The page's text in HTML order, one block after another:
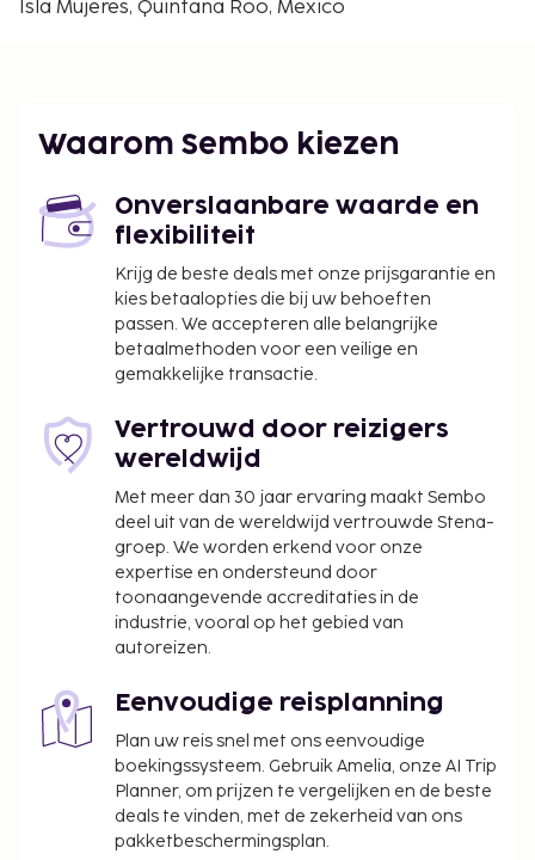
Miguel Hidalgo - 3,9 km
geniet van het uitzicht vanuit een terras.
worden betaald. De kosten kunnen inclusief
toepasselijke belastingen zijn:
Borgsom: USD 500 per verblijf
We hebben alle kosten vermeld die de
accommodatie aan ons heeft doorgegeven.
Isla Mujeres, Quintana Roo, Mexico
Waarom Sembo kiezen
Onverslaanbare waarde en
flexibiliteit
Krijg de beste deals met onze prijsgarantie en
kies betaalopties die bij uw behoeften
passen. We accepteren alle belangrijke
betaalmethoden voor een veilige en
gemakkelijke transactie.
Vertrouwd door reizigers
wereldwijd
Met meer dan 30 jaar ervaring maakt Sembo
deel uit van de wereldwijd vertrouwde Stena-
groep. We worden erkend voor onze
expertise en ondersteund door
toonaangevende accreditaties in de
industrie, vooral op het gebied van
autoreizen.
Eenvoudige reisplanning
Plan uw reis snel met ons eenvoudige
boekingssysteem. Gebruik Amelia, onze AI Trip
Planner, om prijzen te vergelijken en de beste
deals te vinden, met de zekerheid van ons
pakketbeschermingsplan.